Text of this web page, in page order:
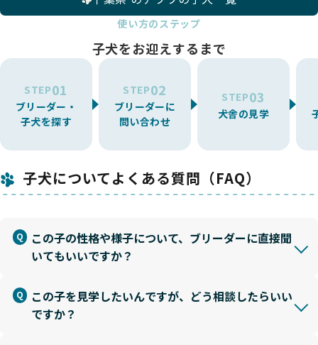
使い方のステップ
子犬をお迎えするまで
STEP01
ブリーダー・
子犬を探す
STEP02
ブリーダーに
問い合わせ
STEP03
犬舎の見学
子犬についてよくある質問（FAQ）
この子の性格や様子について、ブリーダーに直接聞
いてもいいですか？
この子を見学したいんですが、どう相談したらいい
ですか？